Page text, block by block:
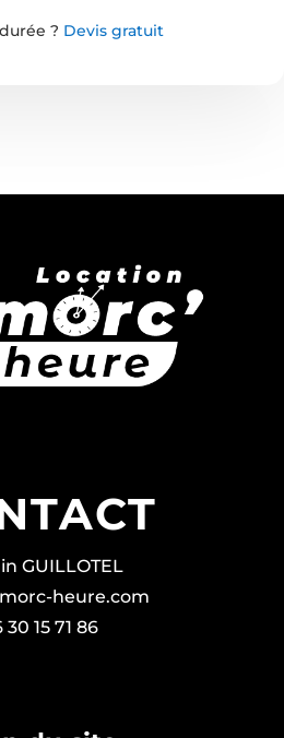
? Devis gratuit
GUILLOTEL
heure.com
30 15 71 86